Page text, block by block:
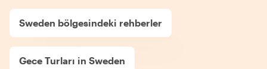
Sweden bölgesindeki rehberler
Gece Turları in Sweden